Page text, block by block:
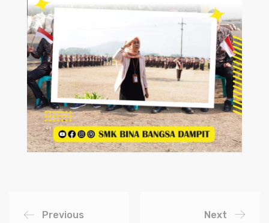
Previous Next